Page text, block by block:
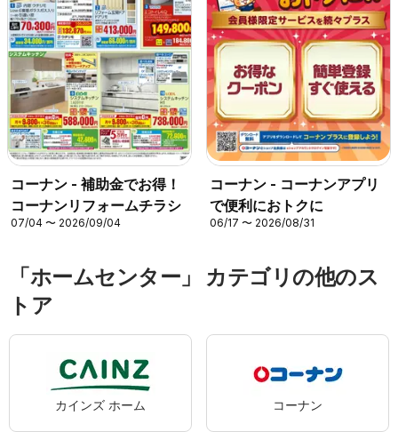
コーナン - 補助金でお得！
コーナンリフォームチラシ
07/04 〜 2026/09/04
コーナン - コーナンアプリ
で便利におトクに
06/17 〜 2026/08/31
「ホームセンター」 カテゴリの他のス
トア
カインズ ホーム コーナン